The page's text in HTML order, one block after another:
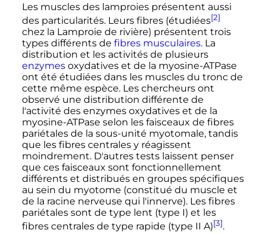
Les muscles des lamproies présentent aussi
des particularités. Leurs fibres (étudiées[2]
chez la Lamproie de rivière) présentent trois
types différents de fibres musculaires. La
distribution et les activités de plusieurs
enzymesoxydatives et de la myosine-ATPase
ont été étudiées dans les muscles du tronc de
cette même espèce. Les chercheurs ont
observé une distribution différente de
l'activité des enzymes oxydatives et de la
myosine-ATPase selon les faisceaux de fibres
pariétales de la sous-unité myotomale, tandis
que les fibres centrales y réagissent
moindrement. D'autres tests laissent penser
que ces faisceaux sont fonctionnellement
différents et distribués en groupes spécifiques
au sein du myotome (constitué du muscle et
de la racine nerveuse qui l'innerve). Les fibres
pariétales sont de type lent (type I) et les
fibres centrales de type rapide (type II A)[3].